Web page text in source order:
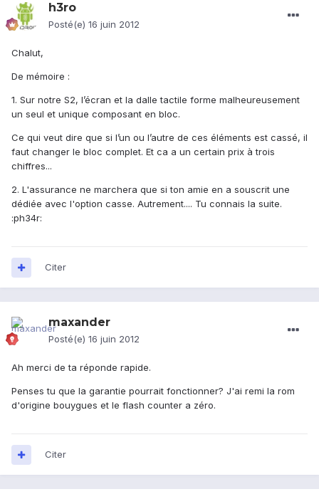
h3ro
Posté(e) 16 juin 2012
Chalut,
De mémoire :
1. Sur notre S2, l’écran et la dalle tactile forme malheureusement
un seul et unique composant en bloc.
Ce qui veut dire que si l’un ou l’autre de ces éléments est cassé, il
faut changer le bloc complet. Et ca a un certain prix à trois
chiffres...
2. L'assurance ne marchera que si ton amie en a souscrit une
dédiée avec l'option casse. Autrement.... Tu connais la suite.
:ph34r:
Citer
maxander
Posté(e) 16 juin 2012
Ah merci de ta réponde rapide.
Penses tu que la garantie pourrait fonctionner? J'ai remi la rom
d'origine bouygues et le flash counter a zéro.
Citer